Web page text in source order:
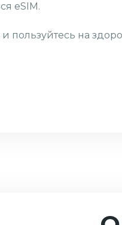
eSIM.
пользуйтесь на